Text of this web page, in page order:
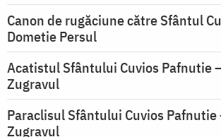
Canon de rugăciune către Sfântul
Dometie Persul
Acatistul Sfântului Cuvios Pafnutie
Zugravul
Paraclisul Sfântului Cuvios Pafnutie
Zugravul